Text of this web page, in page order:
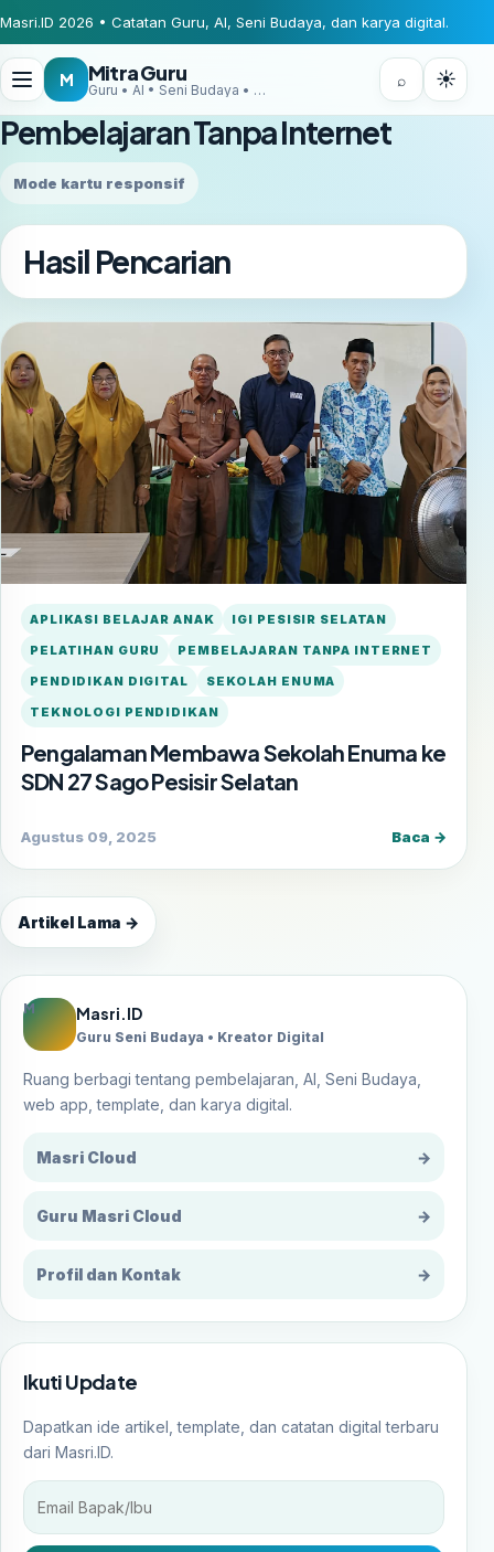
Masri.ID 2026 • Catatan Guru, AI, Seni Budaya, dan karya digital.
M Mitra Guru
Guru • AI • Seni Budaya • Digital Creator
⌕ ☀
Pembelajaran Tanpa Internet
Mode kartu responsif
Hasil Pencarian
APLIKASI BELAJAR ANAK
IGI PESISIR SELATAN
PELATIHAN GURU
PEMBELAJARAN TANPA INTERNET
PENDIDIKAN DIGITAL
SEKOLAH ENUMA
TEKNOLOGI PENDIDIKAN
Pengalaman Membawa Sekolah Enuma ke
SDN 27 Sago Pesisir Selatan
Agustus 09, 2025 Baca →
Artikel Lama →
M Masri.ID
Guru Seni Budaya • Kreator Digital
Ruang berbagi tentang pembelajaran, AI, Seni Budaya,
web app, template, dan karya digital.
Masri Cloud →
Guru Masri Cloud →
Profil dan Kontak →
Ikuti Update
Dapatkan ide artikel, template, dan catatan digital terbaru
dari Masri.ID.